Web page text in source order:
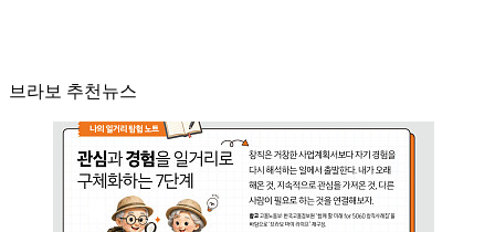
브라보 추천뉴스